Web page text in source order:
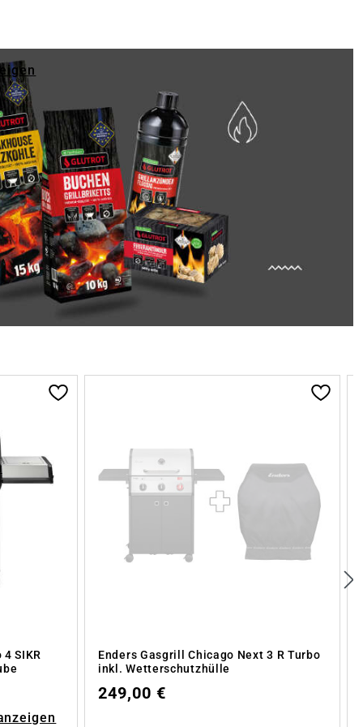
SIKR
Enders Gasgrill Chicago Next 3 R Turbo
inkl. Wetterschutzhülle
249,00 €